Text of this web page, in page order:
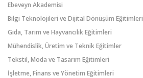
Ebeveyn Akademisi
Bilgi Teknolojileri ve Dijital Dönüşüm Eğitimleri
Gıda, Tarım ve Hayvancılık Eğitimleri
Mühendislik, Üretim ve Teknik Eğitimler
Tekstil, Moda ve Tasarım Eğitimleri
İşletme, Finans ve Yönetim Eğitimleri